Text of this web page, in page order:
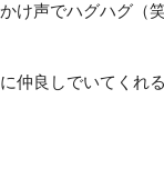
け声でハグハグ（
仲良しでいてくれ